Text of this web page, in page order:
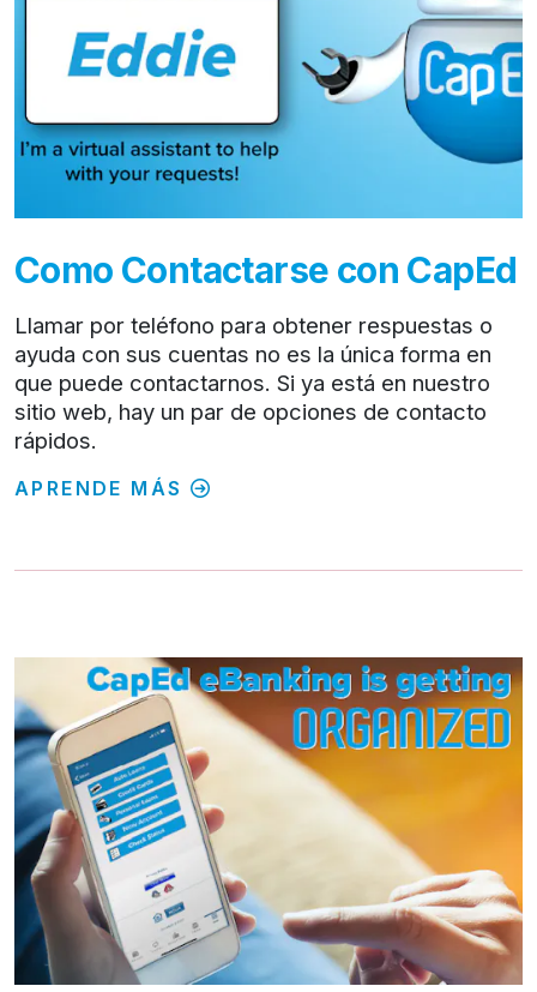
Como Contactarse con CapEd
Llamar por teléfono para obtener respuestas o
ayuda con sus cuentas no es la única forma en
que puede contactarnos. Si ya está en nuestro
sitio web, hay un par de opciones de contacto
rápidos.
APRENDE MÁS